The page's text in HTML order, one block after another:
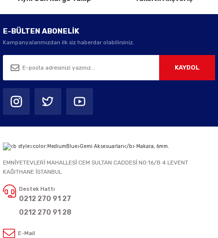
E-BÜLTEN ABONELİK
Kampanyalarımızdan ilk siz haberdar olabilirsiniz.
KAYDOL
EMNİYETEVLERİ MAHALLESİ CEM SULTAN CADDESİ NO:16/B 4.LEVENT
KAĞITHANE İSTANBUL
Destek Hattı
0212 270 91 27
0212 270 91 28
E-Mail